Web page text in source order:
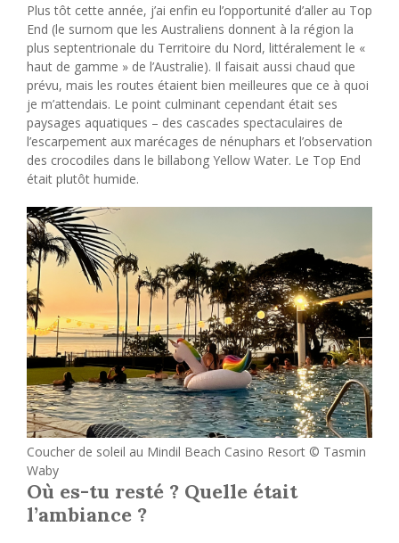
Plus tôt cette année, j’ai enfin eu l’opportunité d’aller au Top
End (le surnom que les Australiens donnent à la région la
plus septentrionale du Territoire du Nord, littéralement le «
haut de gamme » de l’Australie). Il faisait aussi chaud que
prévu, mais les routes étaient bien meilleures que ce à quoi
je m’attendais. Le point culminant cependant était ses
paysages aquatiques – des cascades spectaculaires de
l’escarpement aux marécages de nénuphars et l’observation
des crocodiles dans le billabong Yellow Water. Le Top End
était plutôt humide.
Coucher de soleil au Mindil Beach Casino Resort © Tasmin
Waby
Où es-tu resté ? Quelle était
l’ambiance ?